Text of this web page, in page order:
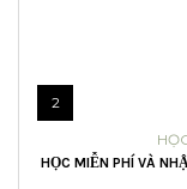
2
HỌC MIỄN PHÍ VÀ